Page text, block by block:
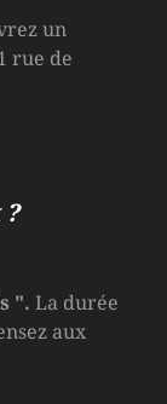
un
rue de
". La durée
aux